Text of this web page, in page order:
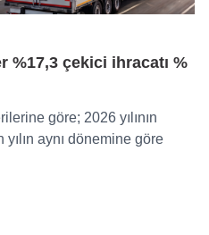
%17,3 çekici ihracatı %
göre; 2026 yılının
aynı dönemine göre